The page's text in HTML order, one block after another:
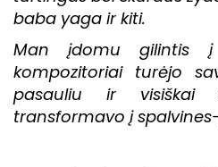
baba yaga ir kiti.
Man įdomu gilintis
kompozitoriai turėjo
pasauliu ir visiškai
transformavo į